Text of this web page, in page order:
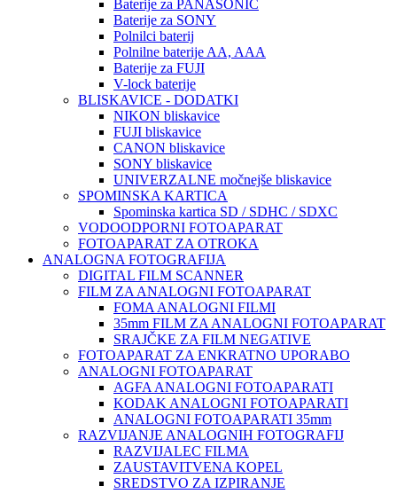
Baterije za PANASONIC
Baterije za SONY
Polnilci baterij
Polnilne baterije AA, AAA
Baterije za FUJI
V-lock baterije
BLISKAVICE - DODATKI
NIKON bliskavice
FUJI bliskavice
CANON bliskavice
SONY bliskavice
UNIVERZALNE močnejše bliskavice
SPOMINSKA KARTICA
Spominska kartica SD / SDHC / SDXC
VODOODPORNI FOTOAPARAT
FOTOAPARAT ZA OTROKA
ANALOGNA FOTOGRAFIJA
DIGITAL FILM SCANNER
FILM ZA ANALOGNI FOTOAPARAT
FOMA ANALOGNI FILMI
35mm FILM ZA ANALOGNI FOTOAPARAT
SRAJČKE ZA FILM NEGATIVE
FOTOAPARAT ZA ENKRATNO UPORABO
ANALOGNI FOTOAPARAT
AGFA ANALOGNI FOTOAPARATI
KODAK ANALOGNI FOTOAPARATI
ANALOGNI FOTOAPARATI 35mm
RAZVIJANJE ANALOGNIH FOTOGRAFIJ
RAZVIJALEC FILMA
ZAUSTAVITVENA KOPEL
SREDSTVO ZA IZPIRANJE